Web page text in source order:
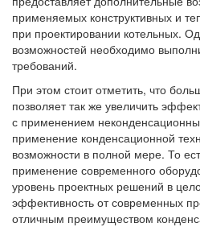
применяемых конструктивных и
при проектировании котельных.
возможностей необходимо
требований.
При этом стоит отметить, что
позволяет так же увеличить
с применением
применение конденсационной
возможности в полной мере. То
применение современного
уровень проектных решений в
эффективность от современных
отличным преимуществом